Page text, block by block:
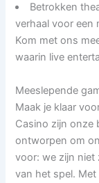
Betrokken
verhaal voor een
Kom met ons
waarin live
Meeslepende
Maak je klaar
Casino zijn onze
ontworpen om
voor: we zijn niet
van het spel.